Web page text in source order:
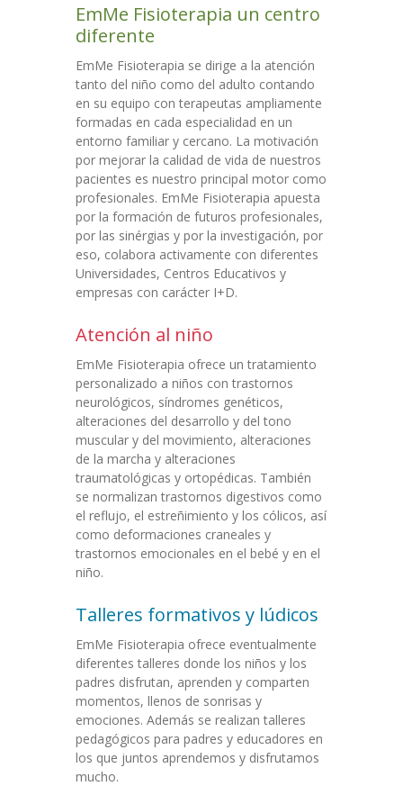
Colaboraciones
Contacto
EmMe Fisioterapia un centro
diferente
EmMe Fisioterapia se dirige a la atención
tanto del niño como del adulto contando
en su equipo con terapeutas ampliamente
formadas en cada especialidad en un
entorno familiar y cercano. La motivación
por mejorar la calidad de vida de nuestros
pacientes es nuestro principal motor como
profesionales. EmMe Fisioterapia apuesta
por la formación de futuros profesionales,
por las sinérgias y por la investigación, por
eso, colabora activamente con diferentes
Universidades, Centros Educativos y
empresas con carácter I+D.
Atención al niño
EmMe Fisioterapia ofrece un tratamiento
personalizado a niños con trastornos
neurológicos, síndromes genéticos,
alteraciones del desarrollo y del tono
muscular y del movimiento, alteraciones
de la marcha y alteraciones
traumatológicas y ortopédicas. También
se normalizan trastornos digestivos como
el reflujo, el estreñimiento y los cólicos, así
como deformaciones craneales y
trastornos emocionales en el bebé y en el
niño.
Talleres formativos y lúdicos
EmMe Fisioterapia ofrece eventualmente
diferentes talleres donde los niños y los
padres disfrutan, aprenden y comparten
momentos, llenos de sonrisas y
emociones. Además se realizan talleres
pedagógicos para padres y educadores en
los que juntos aprendemos y disfrutamos
mucho.